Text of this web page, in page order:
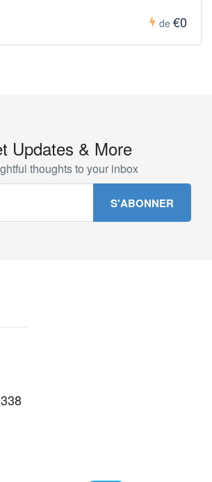
de €0
Updates & More
thoughts to your inbox